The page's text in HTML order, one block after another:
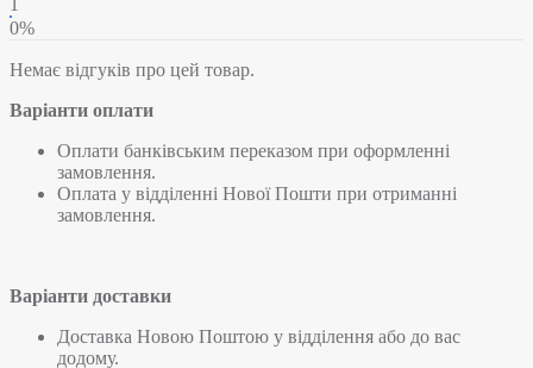
0%
Немає відгуків про цей товар.
Варіанти оплати
Оплати банківським переказом при оформленні
замовлення.
Оплата у відділенні Нової Пошти при отриманні
замовлення.
Варіанти доставки
Доставка Новою Поштою у відділення або до вас
додому.